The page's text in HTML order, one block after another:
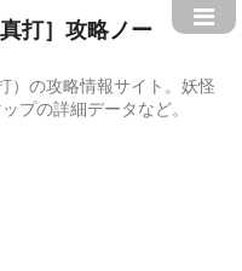
打］攻略ノー
）の攻略情報サイト。妖怪
プの詳細データなど。